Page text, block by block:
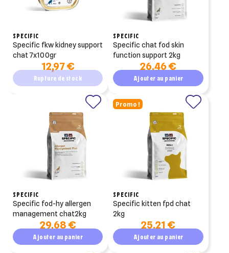
SPECIFIC
specific fkw kidney support
chat 7x100gr
12,97 €
Rupture de stock
SPECIFIC
specific chat fod skin
function support 2kg
26,46 €
Ajouter au panier
SPECIFIC
specific fod-hy allergen
management chat2kg
29,68 €
Ajouter au panier
Promo !
SPECIFIC
specific kitten fpd chat
2kg
25,21 €
Ajouter au panier